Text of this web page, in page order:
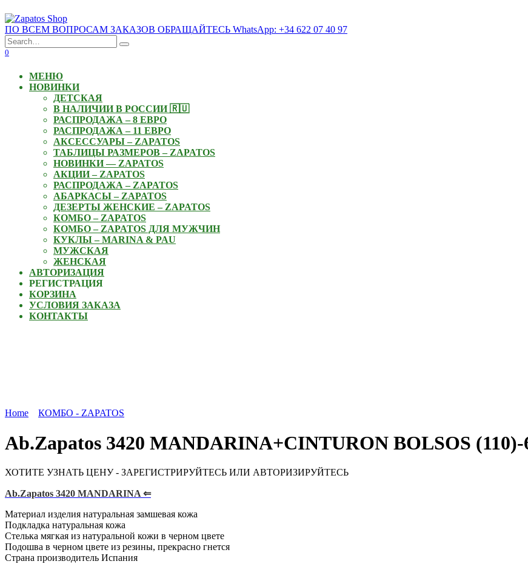
to
content
ПО ВСЕМ ВОПРОСАМ ЗАКАЗОВ ОБРАЩАЙТЕСЬ WhatsApp: +34 622 07 40 97
Search
for:
0
МЕНЮ
НОВИНКИ
ДЕТСКАЯ
В НАЛИЧИИ В РОССИИ 🇷🇺
РАСПРОДАЖА – 8 ЕВРО
РАСПРОДАЖА – 11 ЕВРО
АКСЕССУАРЫ – ZAPATOS
ТАБЛИЦЫ РАЗМЕРОВ – ZAPATOS
НОВИНКИ — ZAPATOS
АКЦИИ – ZAPATOS
РАСПРОДАЖА – ZAPATOS
АБАРКАСЫ – ZAPATOS
ДЕЗЕРТЫ ЖЕНСКИЕ – ZAPATOS
КОМБО – ZAPATOS
КОМБО – ZAPATOS ДЛЯ МУЖЧИН
КУКЛЫ – MARINA & PAU
МУЖСКАЯ
ЖЕНСКАЯ
АВТОРИЗАЦИЯ
РЕГИСТРАЦИЯ
КОРЗИНА
УСЛОВИЯ ЗАКАЗА
КОНТАКТЫ
Home КОМБО - ZAPATOS
Ab.Zapatos 3420 MANDARINA+CINTURON BOLSOS
ХОТИТЕ УЗНАТЬ ЦЕНУ - ЗАРЕГИСТРИРУЙТЕСЬ ИЛИ АВТОРИЗИРУЙТЕСЬ
Ab.Zapatos 3420 MANDARINA ⇐
Материал изделия натуральная замшевая кожа
Подкладка натуральная кожа
Стелька мягкая из натуральной кожи в черном цвете
Подошва в черном цвете из резины, прекрасно гнется
Страна производитель Испания